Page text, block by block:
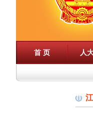
首 页 人